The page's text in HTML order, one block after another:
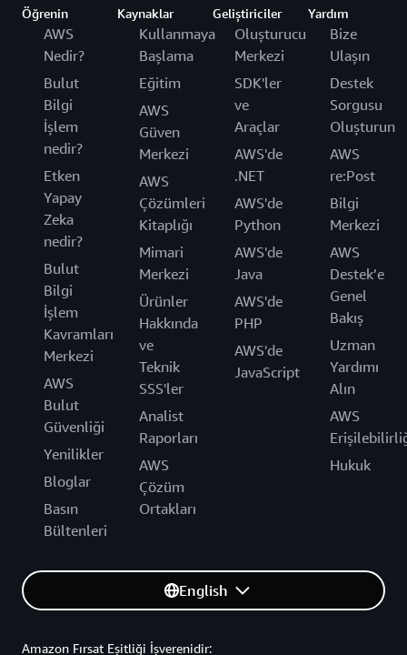
Öğrenin
AWS
Nedir?
Bulut
Bilgi
İşlem
nedir?
Etken
Yapay
Zeka
nedir?
Bulut
Bilgi
İşlem
Kavramları
Merkezi
AWS
Bulut
Güvenliği
Yenilikler
Bloglar
Basın
Bültenleri
Kaynaklar
Kullanmaya
Başlama
Eğitim
AWS
Güven
Merkezi
AWS
Çözümleri
Kitaplığı
Mimari
Merkezi
Ürünler
Hakkında
ve
Teknik
SSS'ler
Analist
Raporları
AWS
Çözüm
Ortakları
Geliştiriciler
Oluşturucu
Merkezi
SDK'ler
ve
Araçlar
AWS'de
.NET
AWS'de
Python
AWS'de
Java
AWS'de
PHP
AWS'de
JavaScript
Yardım
Bize
Ulaşın
Destek
Sorgusu
Oluşturun
AWS
re:Post
Bilgi
Merkezi
AWS
Destek’e
Genel
Bakış
Uzman
Yardımı
Alın
AWS
Hukuk
English
Amazon Fırsat Eşitliği İşverenidir: